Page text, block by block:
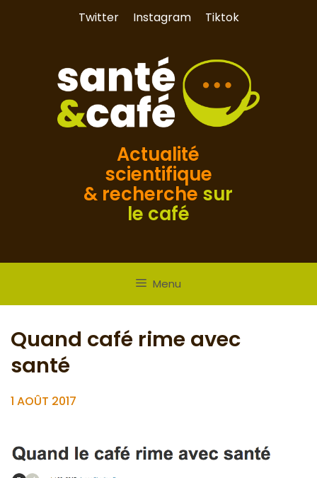
Twitter Instagram Tiktok
Actualité
scientifique
& recherche sur
le café
Menu
Quand café rime avec
santé
1 AOÛT 2017